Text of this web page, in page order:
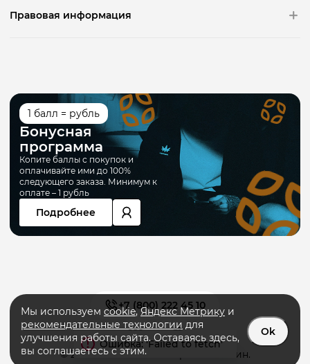
Правовая информация
© 2026 «PRIMERA» интернет-магазин.
+7 (800) 222 45 10
1 балл = рубль
Бонусная
программа
Копите баллы с покупок и
оплачивайте ими до 100%
следующего заказа. Минимум к
оплате – 1 рубль
Подробнее
Мы используем cookie,Яндекс Метрику и
рекомендательные технологии для
улучшения работы сайта. Оставаясь здесь,
вы соглашаетесь с этим.
Ok